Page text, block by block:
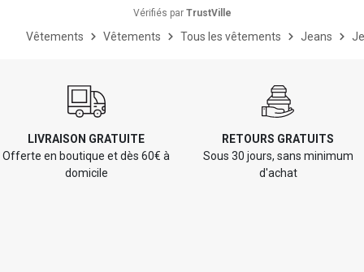
Vérifiés par TrustVille
Vêtements Vêtements Tous les vêtements Jeans
LIVRAISON GRATUITE
Offerte en boutique et dès 60€ à
domicile
RETOURS GRATUITS
Sous 30 jours, sans minimum
d'achat